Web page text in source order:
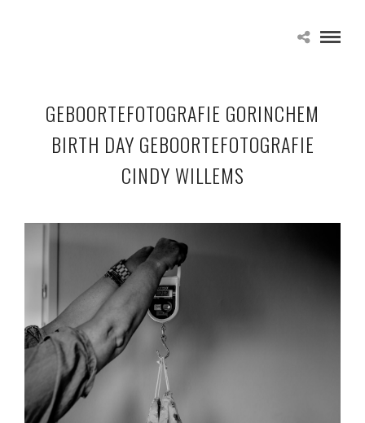
GEBOORTEFOTOGRAFIE GORINCHEM
BIRTH DAY GEBOORTEFOTOGRAFIE
CINDY WILLEMS